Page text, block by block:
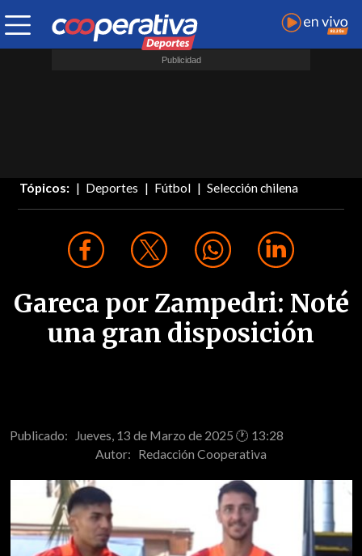
Tópicos: Deportes Fútbol Selección chilena
Gareca por Zampedri: Noté
una gran disposición
Publicado: Jueves, 13 de Marzo de 2025 🕐 13:28
Autor: Redacción Cooperativa